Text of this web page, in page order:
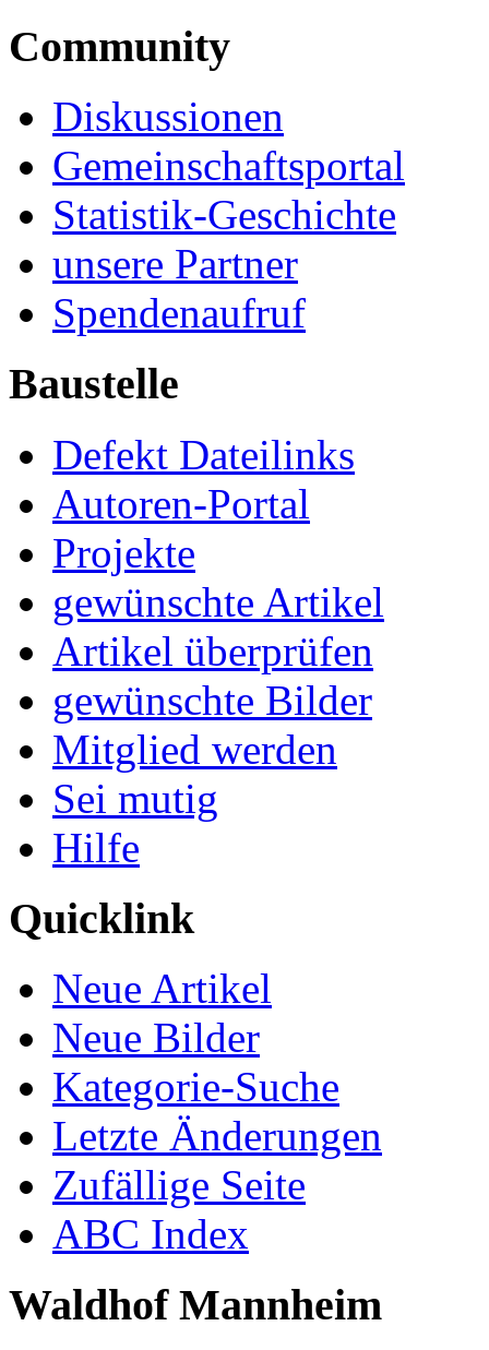
Community
Diskussionen
Gemeinschaftsportal
Statistik-Geschichte
unsere Partner
Spendenaufruf
Baustelle
Defekt Dateilinks
Autoren-Portal
Projekte
gewünschte Artikel
Artikel überprüfen
gewünschte Bilder
Mitglied werden
Sei mutig
Hilfe
Quicklink
Neue Artikel
Neue Bilder
Kategorie-Suche
Letzte Änderungen
Zufällige Seite
ABC Index
Waldhof Mannheim